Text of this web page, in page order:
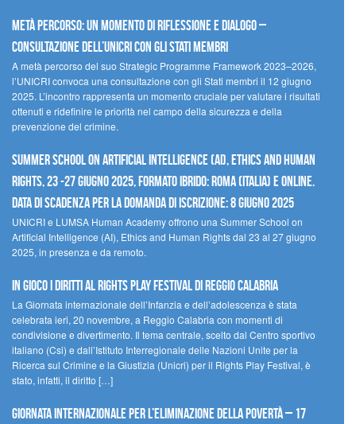
Metà percorso: un momento di riflessione e dialogo –
Consultazione dell’UNICRI con gli Stati membri
A metà percorso del suo Strategic Programme Framework 2023–2026,
l’UNICRI convoca una consultazione con gli Stati membri il 12 giugno
2025. L’incontro rappresenta un momento cruciale per valutare i risultati
ottenuti e ridefinire le priorità nel campo della sicurezza e della
prevenzione del crimine.
Summer School on Artificial Intelligence (AI), Ethics and Human
Rights, 23 -27 giugno 2025, Formato Ibrido: Roma (Italia) e online.
Data di scadenza per la domanda di iscrizione: 8 giugno 2025
UNICRI e LUMSA Human Academy offrono una Summer School on
Artificial Intelligence (AI), Ethics and Human Rights dal 23 al 27 giugno
2025, in presenza e da remoto.
In gioco i diritti al Rights Play Festival di Reggio Calabria
La Giornata internazionale dell’Infanzia e dell’adolescenza è stata
celebrata ieri, 20 novembre, a Reggio Calabria con momenti di
condivisione e divertimento. Il tema centrale, scelto dal Centro sportivo
italiano (Csi) e dall’Istituto Interregionale delle Nazioni Unite per la
Ricerca sul Crimine e la Giustizia (Unicri) per il Rights Play Festival, è
stato, infatti, il diritto […]
Giornata internazionale per l’eliminazione della povertà – 17